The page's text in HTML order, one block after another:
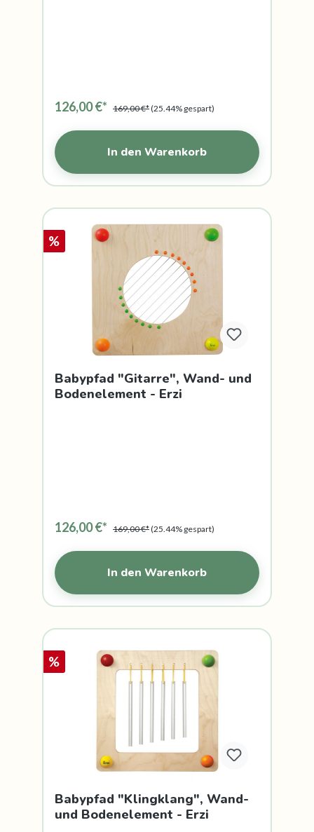
126,00 €* 169,00 €*(25.44% gespart)
In den Warenkorb
%
Babypfad "Gitarre", Wand- und
Bodenelement - Erzi
126,00 €* 169,00 €*(25.44% gespart)
In den Warenkorb
%
Babypfad "Klingklang", Wand-
und Bodenelement - Erzi